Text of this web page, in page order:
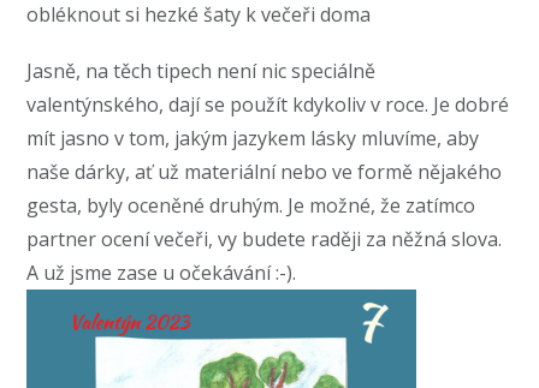
obléknout si hezké šaty k večeři doma
Jasně, na těch tipech není nic speciálně
valentýnského, dají se použít kdykoliv v roce. Je dobré
mít jasno v tom, jakým jazykem lásky mluvíme, aby
naše dárky, ať už materiální nebo ve formě nějakého
gesta, byly oceněné druhým. Je možné, že zatímco
partner ocení večeři, vy budete raději za něžná slova.
A už jsme zase u očekávání :-).